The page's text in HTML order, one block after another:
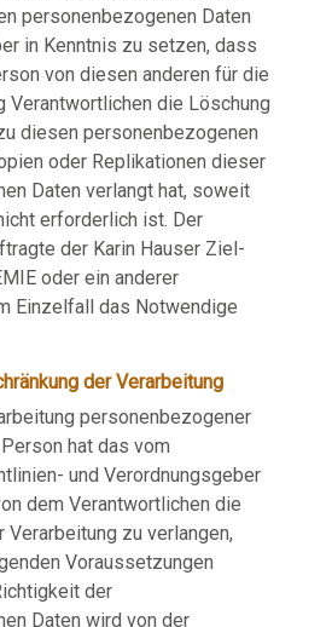
personenbezogenen Daten
in Kenntnis zu setzen, dass
von diesen anderen für die
Verantwortlichen die Löschung
diesen personenbezogenen
oder Replikationen dieser
Daten verlangt hat, soweit
erforderlich ist. Der
der Karin Hauser Ziel-
oder ein anderer
Einzelfall das Notwendige
der Verarbeitung
personenbezogener
hat das vom
und Verordnungsgeber
dem Verantwortlichen die
Verarbeitung zu verlangen,
Voraussetzungen
der
Daten wird von der